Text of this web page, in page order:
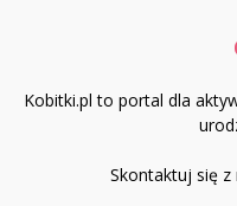
Kobitki.pl to portal dla
Skontaktuj się z